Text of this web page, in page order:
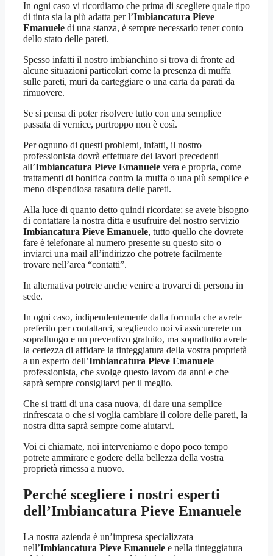
In ogni caso vi ricordiamo che prima di scegliere quale tipo
di tinta sia la più adatta per l’Imbiancatura Pieve
Emanuele di una stanza, è sempre necessario tener conto
dello stato delle pareti.
Spesso infatti il nostro imbianchino si trova di fronte ad
alcune situazioni particolari come la presenza di muffa
sulle pareti, muri da carteggiare o una carta da parati da
rimuovere.
Se si pensa di poter risolvere tutto con una semplice
passata di vernice, purtroppo non è così.
Per ognuno di questi problemi, infatti, il nostro
professionista dovrà effettuare dei lavori precedenti
all’Imbiancatura Pieve Emanuele vera e propria, come
trattamenti di bonifica contro la muffa o una più semplice e
meno dispendiosa rasatura delle pareti.
Alla luce di quanto detto quindi ricordate: se avete bisogno
di contattare la nostra ditta e usufruire del nostro servizio
Imbiancatura Pieve Emanuele, tutto quello che dovrete
fare è telefonare al numero presente su questo sito o
inviarci una mail all’indirizzo che potrete facilmente
trovare nell’area “contatti”.
In alternativa potrete anche venire a trovarci di persona in
sede.
In ogni caso, indipendentemente dalla formula che avrete
preferito per contattarci, scegliendo noi vi assicurerete un
sopralluogo e un preventivo gratuito, ma soprattutto avrete
la certezza di affidare la tinteggiatura della vostra proprietà
a un esperto dell’Imbiancatura Pieve Emanuele
professionista, che svolge questo lavoro da anni e che
saprà sempre consigliarvi per il meglio.
Che si tratti di una casa nuova, di dare una semplice
rinfrescata o che si voglia cambiare il colore delle pareti, la
nostra ditta saprà sempre come aiutarvi.
Voi ci chiamate, noi interveniamo e dopo poco tempo
potrete ammirare e godere della bellezza della vostra
proprietà rimessa a nuovo.
Perché scegliere i nostri esperti
dell’Imbiancatura Pieve Emanuele
La nostra azienda è un’impresa specializzata
nell’Imbiancatura Pieve Emanuele e nella tinteggiatura